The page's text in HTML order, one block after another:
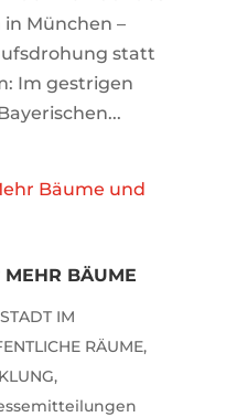
München –
statt
Im gestrigen
MEHR BÄUME
IM
RÄUME,
,